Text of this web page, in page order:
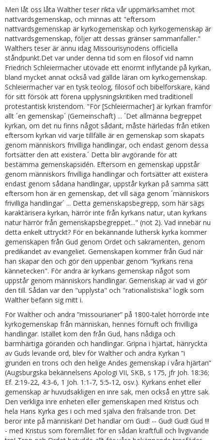
Men låt oss låta Walther teser rikta vår uppmärksamhet mot
nattvardsgemenskap, och minnas att "eftersom
nattvardsgemenskap är kyrkogemenskap och kyrkogemenskap är
nattvardsgemenskap, följer att dessas gränser sammanfaller."
Walthers teser är ännu idag Missourisynodens officiella
ståndpunkt.Det var under denna tid som en filosof vid namn
Friedrich Schleiermacher utövade ett enormt inflytande på kyrkan,
bland mycket annat också vad gällde läran om kyrkogemenskap.
Schleiermacher var en tysk teolog, filosof och bibelforskare, känd
för sitt försök att förena upplysningskritiken med traditionell
protestantisk kristendom. "För [Schleiermacher] är kyrkan framför
allt ´en gemenskap´ (Gemeinschaft) ... ´Det allmänna begreppet
kyrkan, om det nu finns något sådant, måste härledas från etiken
eftersom kyrkan vid varje tillfälle är en gemenskap som skapats
genom människors frivilliga handlingar, och endast genom dessa
fortsätter den att existera.´ Detta blir avgörande för att
bestämma gemenskapsidén. Eftersom en gemenskap uppstår
genom människors frivilliga handlingar och fortsätter att existera
endast genom sådana handlingar, uppstår kyrkan på samma sätt
eftersom hon är en gemenskap, det vill säga genom ´människors
frivilliga handlingar´ ... Detta gemenskapsbegrepp, som här sägs
karaktärisera kyrkan, härrör inte från kyrkans natur, utan kyrkans
natur härrör från gemenskapsbegreppet..." (not 2). Vad innebär nu
detta enkelt uttryckt? För en bekännande luthersk kyrka kommer
gemenskapen från Gud genom Ordet och sakramenten, genom
predikandet av evangeliet. Gemenskapen kommer från Gud när
han skapar den och gör den uppenbar genom "kyrkans rena
kännetecken". För andra är kyrkans gemenskap något som
uppstår genom människors handlingar. Gemenskap är vad vi gör
den till. Sådan var den "upplysta" och "rationalistiska" logik som
Walther befann sig mitt i.
För Walther och andra ”missourianer” på 1800-talet hörrörde inte
kyrkogemenskap från människan, hennes förnuft och frivilliga
handlingar. Istället kom den från Gud, hans nådiga och
barmhärtiga göranden och handlingar. Gripna i hjärtat, hänryckta
av Guds levande ord, blev för Walther och andra Kyrkan ”i
grunden en trons och den helige Andes gemenskap i våra hjärtan”
(Augsburgska bekännelsens Apologi VII, SKB, s 175, jfr Joh. 18:36;
Ef. 2:19-22, 4:3-6, 1 Joh. 1:1-7, 5:5-12, osv.). Kyrkans enhet eller
gemenskap är huvudsakligen en inre sak, men också en yttre sak.
Den verkliga inre enheten eller gemenskapen med Kristus och
hela Hans Kyrka ges i och med själva den frälsande tron. Det
beror inte på människan! Det handlar om Gud! -- Gud! Gud! Gud !!!
- med Kristus som föremålet för en sådan kraftfull och livgivande